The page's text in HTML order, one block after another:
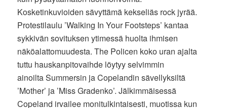
Kosketinkuvioiden sävyttämä kekseliäs rock jyrää.
Protestilaulu ’Walking In Your Footsteps’ kantaa
sykkivän sovituksen ytimessä huolta ihmisen
näköalattomuudesta. The Policen koko uran ajalta
tuttu hauskanpitovaihde löytyy selvimmin
ainoilta Summersin ja Copelandin sävellyksiltä
’Mother’ ja ’Miss Gradenko’. Jälkimmäisessä
Copeland irvailee monitulkintaisesti, muotissa kun